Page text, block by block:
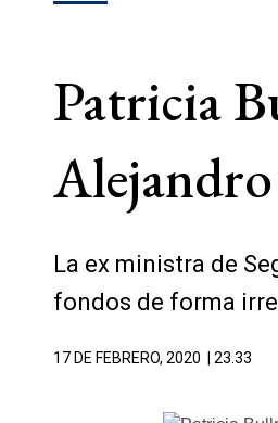
Patricia
La ex ministra de
fondos de forma
17 DE FEBRERO, 2020 | 23.33